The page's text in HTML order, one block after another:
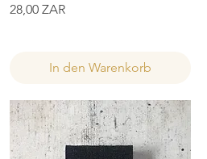
Preis
28,00 ZAR
In den Warenkorb